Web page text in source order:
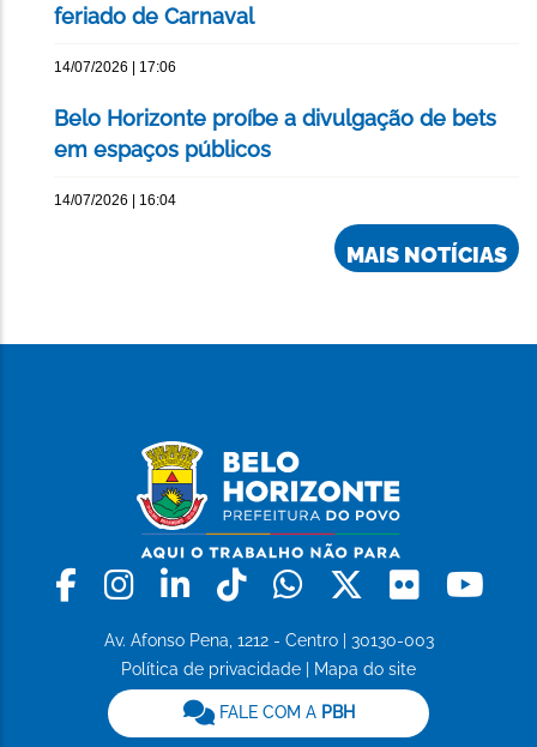
feriado de Carnaval
14/07/2026 | 17:06
Belo Horizonte proíbe a divulgação de bets
em espaços públicos
14/07/2026 | 16:04
MAIS NOTÍCIAS
Facebook
Instagram
LinkedinTiktokWhatsapp
X Flickr
Av. Afonso Pena, 1212 - Centro | 30130-003
Política de privacidade
Mapa do site
FALE COM A PBH